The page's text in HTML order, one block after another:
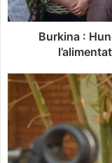
:
g
r
f
e
Burkina :
E
o
m